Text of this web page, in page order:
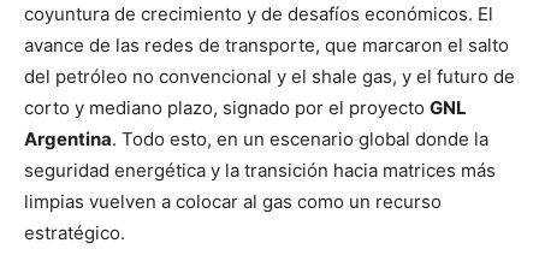
coyuntura de crecimiento y de desafíos económicos. El
avance de las redes de transporte, que marcaron el salto
del petróleo no convencional y el shale gas, y el futuro de
corto y mediano plazo, signado por el proyecto GNL
Argentina. Todo esto, en un escenario global donde la
seguridad energética y la transición hacia matrices más
limpias vuelven a colocar al gas como un recurso
estratégico.